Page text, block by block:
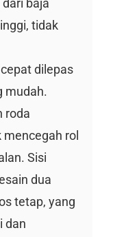
baja
tidak
dilepas
mudah.
roda
mencegah rol
Sisi
dua
tetap, yang
dan